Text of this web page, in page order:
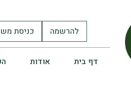
להרשמה כניסת
דף בית אודות